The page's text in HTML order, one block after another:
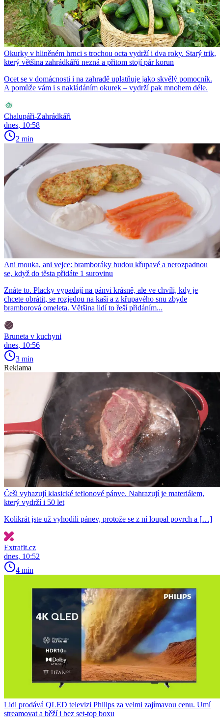
Okurky v hliněném hrnci s trochou octa vydrží i dva roky. Starý trik,
který většina zahrádkářů nezná a přitom stojí pár korun
Ocet se v domácnosti i na zahradě uplatňuje jako skvělý pomocník.
A pomůže vám i s nakládáním okurek – vydrží pak mnohem déle.
Chalupáři-Zahrádkáři
dnes, 10:58
2 min
Ani mouka, ani vejce: bramboráky budou křupavé a nerozpadnou
se, když do těsta přidáte 1 surovinu
Znáte to. Placky vypadají na pánvi krásně, ale ve chvíli, kdy je
chcete obrátit, se rozjedou na kaši a z křupavého snu zbyde
bramborová omeleta. Většina lidí to řeší přidáním...
Bruneta v kuchyni
dnes, 10:56
3 min
Reklama
Češi vyhazují klasické teflonové pánve. Nahrazují je materiálem,
který vydrží i 50 let
Kolikrát jste už vyhodili pánev, protože se z ní loupal povrch a […]
Extrafit.cz
dnes, 10:52
4 min
Lidl prodává QLED televizi Philips za velmi zajímavou cenu. Umí
streamovat a běží i bez set-top boxu